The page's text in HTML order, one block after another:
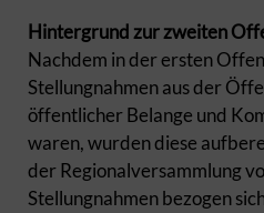
Hintergrund zur zweiten
Nachdem in der ersten
Stellungnahmen aus der
öffentlicher Belange und
waren, wurden diese
der Regionalversammlung
Stellungnahmen bezogen